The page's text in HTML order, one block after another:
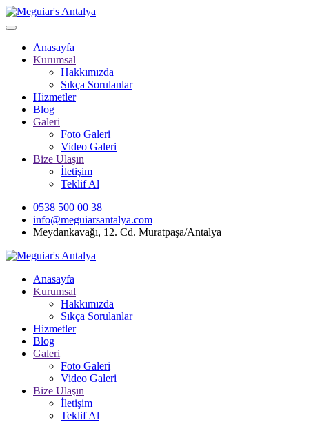
Anasayfa
Kurumsal
Hakkımızda
Sıkça Sorulanlar
Hizmetler
Blog
Galeri
Foto Galeri
Video Galeri
Bize Ulaşın
İletişim
Teklif Al
0538 500 00 38
info@meguiarsantalya.com
Meydankavağı, 12. Cd. Muratpaşa/Antalya
Anasayfa
Kurumsal
Hakkımızda
Sıkça Sorulanlar
Hizmetler
Blog
Galeri
Foto Galeri
Video Galeri
Bize Ulaşın
İletişim
Teklif Al